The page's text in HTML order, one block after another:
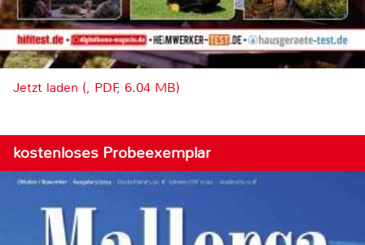
Jetzt laden (, PDF, 6.04 MB)
kostenloses Probeexemplar